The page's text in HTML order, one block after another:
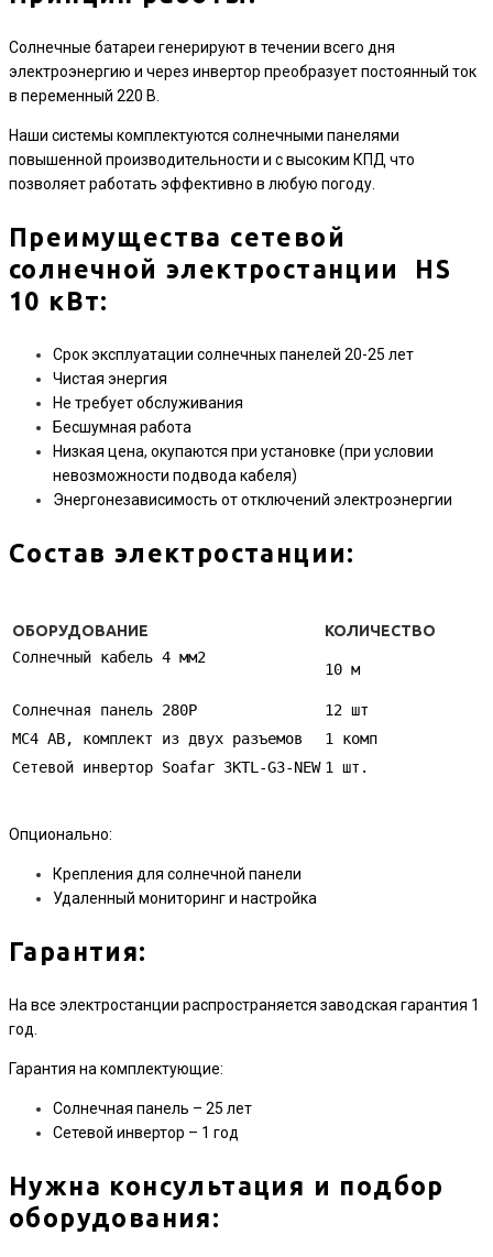
Солнечные батареи генерируют в течении всего дня
электроэнергию и через инвертор преобразует постоянный ток
в переменный 220 В.
Наши системы комплектуются солнечными панелями
повышенной производительности и с высоким КПД что
позволяет работать эффективно в любую погоду.
Преимущества сетевой
солнечной электростанции HS
10 кВт:
Срок эксплуатации солнечных панелей 20-25 лет
Чистая энергия
Не требует обслуживания
Бесшумная работа
Низкая цена, окупаются при установке (при условии
невозможности подвода кабеля)
Энергонезависимость от отключений электроэнергии
Состав электростанции:
ОБОРУДОВАНИЕ
КОЛИЧЕСТВО
Солнечный кабель 4 мм2
10 м
Солнечная панель 280P
12 шт
MC4 AB, комплект из двух разъемов
1 комп
Сетевой инвертор Soafar 3KTL-G3-NEW 1 шт.
Опционально:
Крепления для солнечной панели
Удаленный мониторинг и настройка
Гарантия:
На все электростанции распространяется заводская гарантия 1
год.
Гарантия на комплектующие:
Солнечная панель – 25 лет
Сетевой инвертор – 1 год
Нужна консультация и подбор
оборудования: